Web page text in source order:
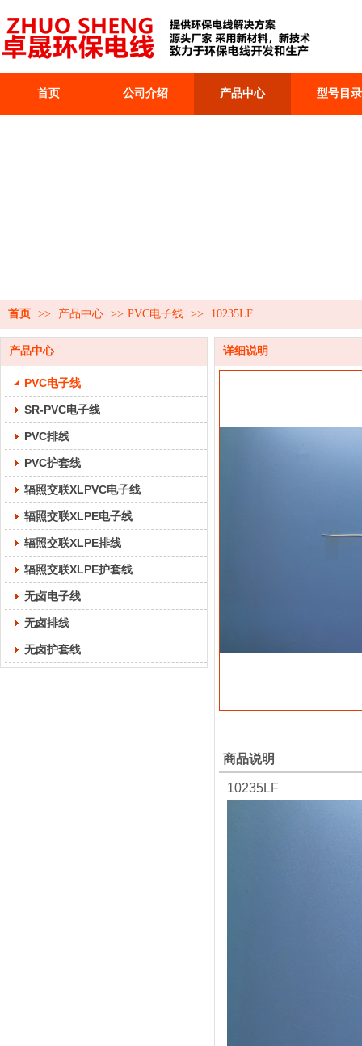
首页 公司介绍 产品中心 型号目录
首页 >> 产品中心 >> PVC电子线 >> 10235LF
产品中心
PVC电子线
SR-PVC电子线
PVC排线
PVC护套线
辐照交联XLPVC电子线
辐照交联XLPE电子线
辐照交联XLPE排线
辐照交联XLPE护套线
无卤电子线
无卤排线
无卤护套线
详细说明
商品说明
10235LF